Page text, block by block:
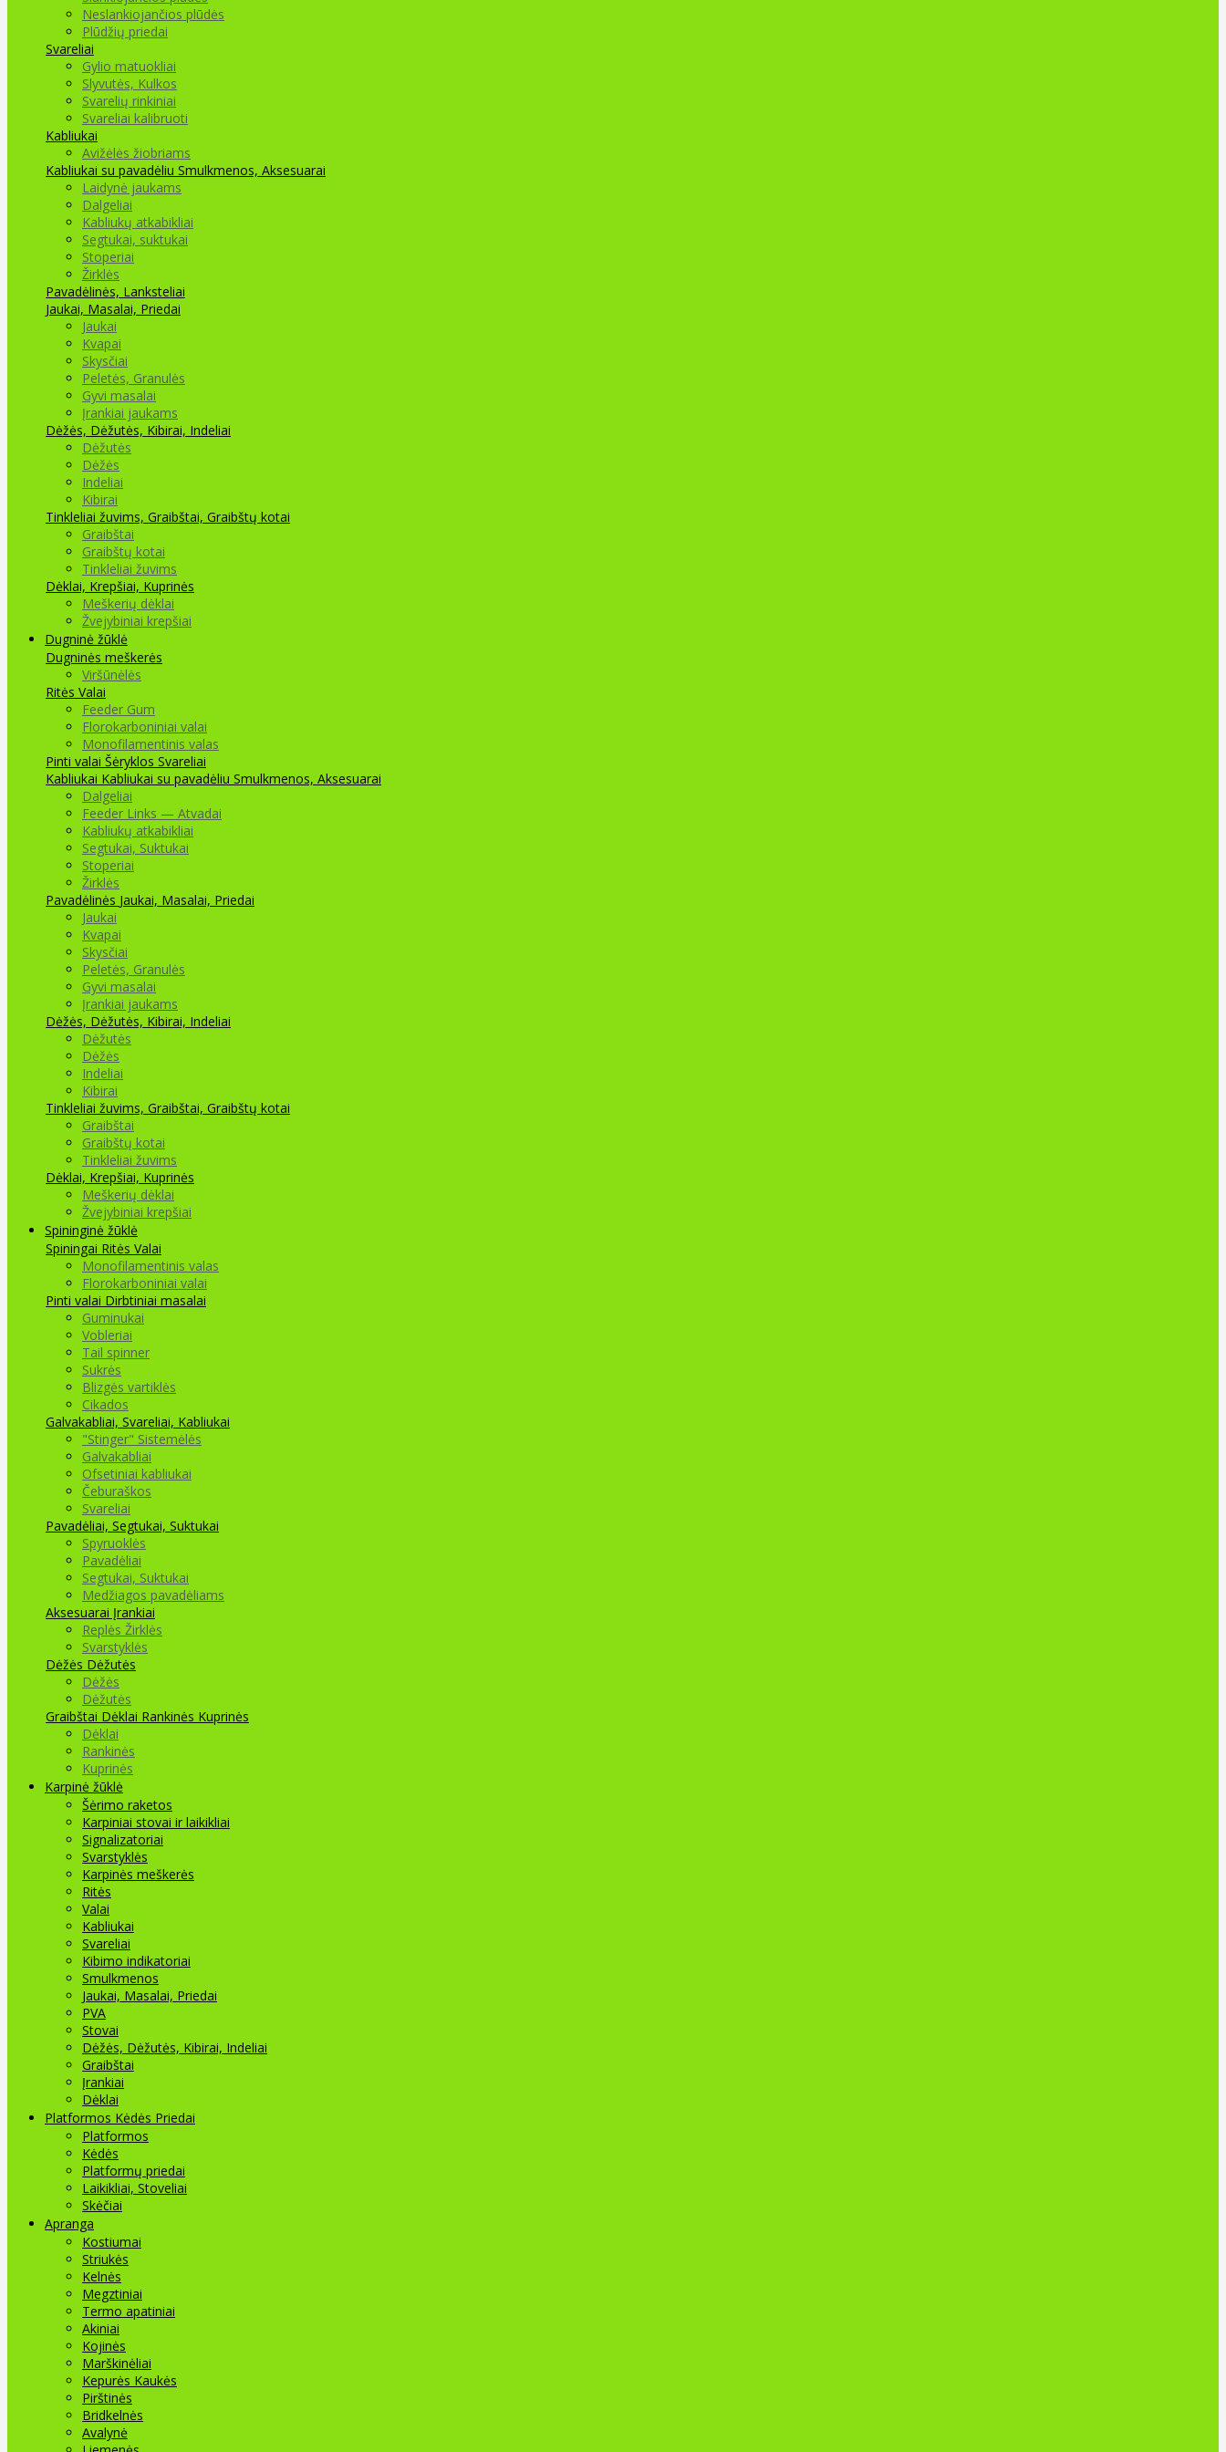
Neslankiojančios plūdės
Plūdžių priedai
Svareliai
Gylio matuokliai
Slyvutės, Kulkos
Svarelių rinkiniai
Svareliai kalibruoti
Kabliukai
Avižėlės žiobriams
Kabliukai su pavadėliu Smulkmenos, Aksesuarai
Laidynė jaukams
Dalgeliai
Kabliukų atkabikliai
Segtukai, suktukai
Stoperiai
Žirklės
Pavadėlinės, Lanksteliai
Jaukai, Masalai, Priedai
Jaukai
Kvapai
Skysčiai
Peletės, Granulės
Gyvi masalai
Įrankiai jaukams
Dėžės, Dėžutės, Kibirai, Indeliai
Dėžutės
Dėžės
Indeliai
Kibirai
Tinkleliai žuvims, Graibštai, Graibštų kotai
Graibštai
Graibštų kotai
Tinkleliai žuvims
Dėklai, Krepšiai, Kuprinės
Meškerių dėklai
Žvejybiniai krepšiai
Dugninė žūklė
Dugninės meškerės
Viršūnėlės
Ritės Valai
Feeder Gum
Florokarboniniai valai
Monofilamentinis valas
Pinti valai Šėryklos Svareliai
Kabliukai Kabliukai su pavadėliu Smulkmenos, Aksesuarai
Dalgeliai
Feeder Links — Atvadai
Kabliukų atkabikliai
Segtukai, Suktukai
Stoperiai
Žirklės
Pavadėlinės Jaukai, Masalai, Priedai
Jaukai
Kvapai
Skysčiai
Peletės, Granulės
Gyvi masalai
Įrankiai jaukams
Dėžės, Dėžutės, Kibirai, Indeliai
Dėžutės
Dėžės
Indeliai
Kibirai
Tinkleliai žuvims, Graibštai, Graibštų kotai
Graibštai
Graibštų kotai
Tinkleliai žuvims
Dėklai, Krepšiai, Kuprinės
Meškerių dėklai
Žvejybiniai krepšiai
Spininginė žūklė
Spiningai Ritės Valai
Monofilamentinis valas
Florokarboniniai valai
Pinti valai Dirbtiniai masalai
Guminukai
Vobleriai
Tail spinner
Sukrės
Blizgės vartiklės
Cikados
Galvakabliai, Svareliai, Kabliukai
"Stinger" Sistemėlės
Galvakabliai
Ofsetiniai kabliukai
Čeburaškos
Svareliai
Pavadėliai, Segtukai, Suktukai
Spyruoklės
Pavadėliai
Segtukai, Suktukai
Medžiagos pavadėliams
Aksesuarai Įrankiai
Replės Žirklės
Svarstyklės
Dėžės Dėžutės
Dėžės
Dėžutės
Graibštai Dėklai Rankinės Kuprinės
Dėklai
Rankinės
Kuprinės
Karpinė žūklė
Šėrimo raketos
Karpiniai stovai ir laikikliai
Signalizatoriai
Svarstyklės
Karpinės meškerės
Ritės
Valai
Kabliukai
Svareliai
Kibimo indikatoriai
Smulkmenos
Jaukai, Masalai, Priedai
PVA
Stovai
Dėžės, Dėžutės, Kibirai, Indeliai
Graibštai
Įrankiai
Dėklai
Platformos Kėdės Priedai
Platformos
Kėdės
Platformų priedai
Laikikliai, Stoveliai
Skėčiai
Apranga
Kostiumai
Striukės
Kelnės
Megztiniai
Termo apatiniai
Akiniai
Kojinės
Marškinėliai
Kepurės Kaukės
Pirštinės
Bridkelnės
Avalynė